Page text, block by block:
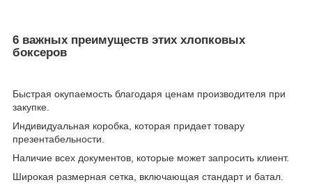
6 важных преимуществ этих хлопковых
боксеров
Быстрая окупаемость благодаря ценам производителя при
закупке.
Индивидуальная коробка, которая придает товару
презентабельности.
Наличие всех документов, которые может запросить клиент.
Широкая размерная сетка, включающая стандарт и батал.